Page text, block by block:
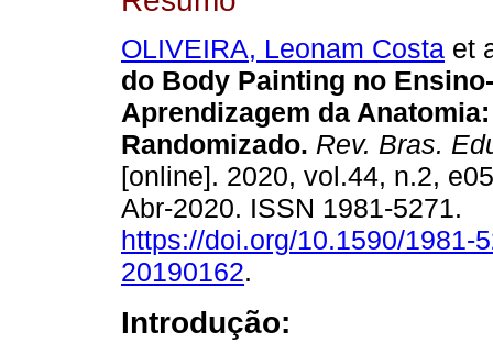
OLIVEIRA, Leonam Costa et
do Body Painting no Ensino-
Aprendizagem da
Randomizado. Rev. Bras.
[online]. 2020, vol.44, n.2,
Abr-2020. ISSN 1981-5271.
https://doi.org/10.1590/1981-
20190162.
Introdução: